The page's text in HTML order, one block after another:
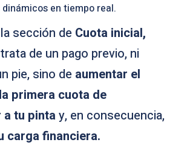
en tiempo real.
sección de Cuota inicial,
de un pago previo, ni
pie, sino de aumentar el
primera cuota de
tu pinta y, en consecuencia,
carga financiera.